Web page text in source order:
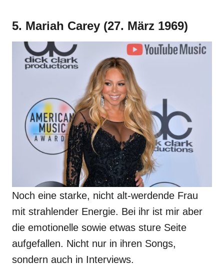
5. Mariah Carey (27. März 1969)
Noch eine starke, nicht alt-werdende Frau
mit strahlender Energie. Bei ihr ist mir aber
die emotionelle sowie etwas sture Seite
aufgefallen. Nicht nur in ihren Songs,
sondern auch in Interviews.